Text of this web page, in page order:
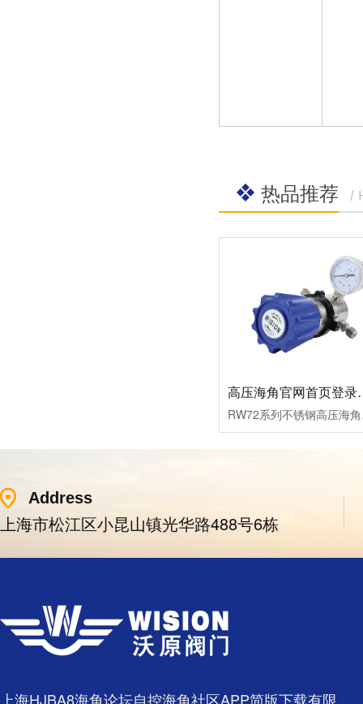
热品推荐 /
高压海
RW72系列不
Address
上海市松江区小昆山镇光华路488号6栋
上海HJBA8海角论坛自控海角社区APP简版下载有限